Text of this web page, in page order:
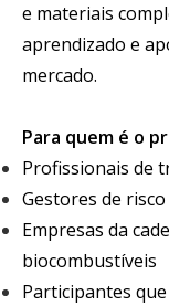
e materiais
aprendizado e
mercado.
Para quem é o
Profissionais de
Gestores de
Empresas da
biocombustíveis
Participantes